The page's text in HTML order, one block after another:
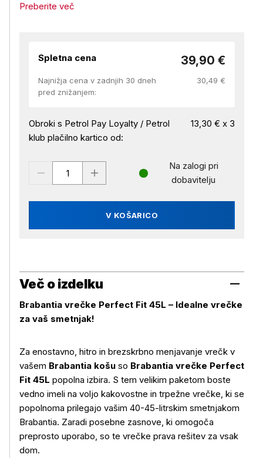
Preberite več
Spletna cena 39,90 €
Najnižja cena v zadnjih 30 dneh
pred znižanjem:
30,49 €
Obroki s Petrol Pay Loyalty / Petrol
klub plačilno kartico od:
13,30 € x 3
V KOŠARICO
Na zalogi pri
dobavitelju
Več o izdelku
Brabantia vrečke Perfect Fit 45L – Idealne vrečke
za vaš smetnjak!
Za enostavno, hitro in brezskrbno menjavanje vrečk v
vašem Brabantia košu so Brabantia vrečke Perfect
Fit 45L popolna izbira. S tem velikim paketom boste
vedno imeli na voljo kakovostne in trpežne vrečke, ki se
popolnoma prilegajo vašim 40-45-litrskim smetnjakom
Brabantia. Zaradi posebne zasnove, ki omogoča
preprosto uporabo, so te vrečke prava rešitev za vsak
dom.